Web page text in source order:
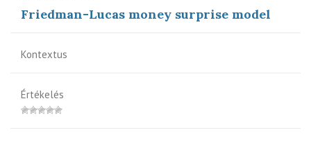
Friedman-Lucas money surprise model
Kontextus
Értékelés